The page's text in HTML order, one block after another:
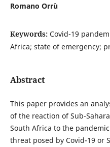
Romano Orrù
Keywords: Covid-19
Africa; state of emergency;
Abstract
This paper provides an
of the reaction of Sub-
South Africa to the pandemic
threat posed by Covid-19 or